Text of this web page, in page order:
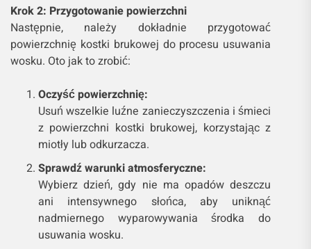
Krok 2: Przygotowanie powierzchni
Następnie, należy dokładnie przygotować
powierzchnię kostki brukowej do procesu usuwania
wosku. Oto jak to zrobić:
Oczyść powierzchnię:
Usuń wszelkie luźne zanieczyszczenia i śmieci
z powierzchni kostki brukowej, korzystając z
miotły lub odkurzacza.
Sprawdź warunki atmosferyczne:
Wybierz dzień, gdy nie ma opadów deszczu
ani intensywnego słońca, aby uniknąć
nadmiernego wyparowywania środka do
usuwania wosku.